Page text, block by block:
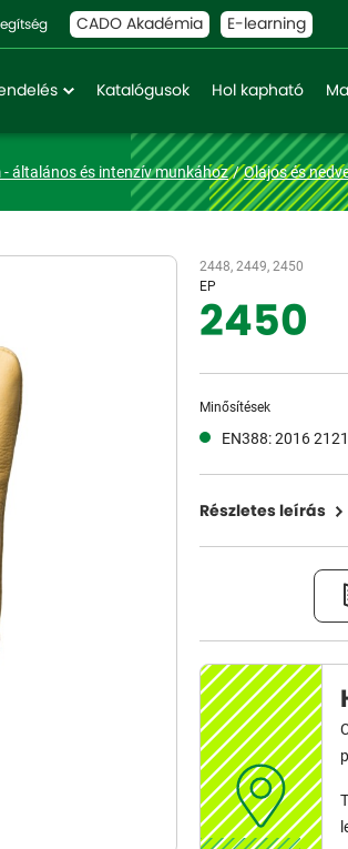
CADO Akadémia E-learning
Katalógusok Hol kapható
általános és intenzív munkához Olajos és
2448, 2449, 2450
EP
2450
Minősítések
EN388: 2016
Részletes leírás